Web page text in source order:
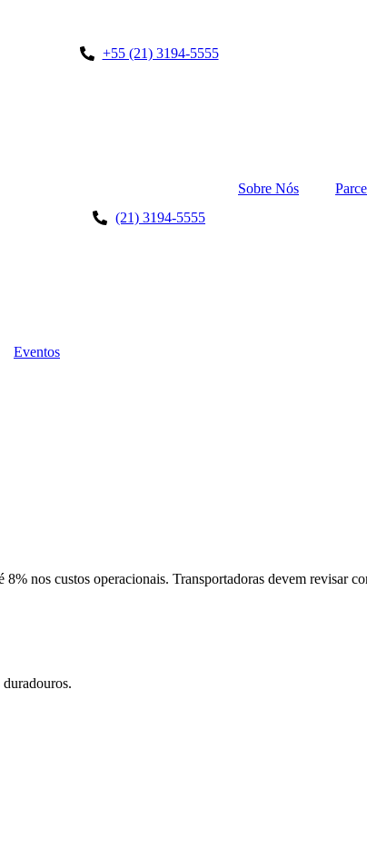
+55 (21) 3194-5555
Sobre Nós
(21) 3194-5555
Eventos
nos custos operacionais. Transportadoras devem revisar